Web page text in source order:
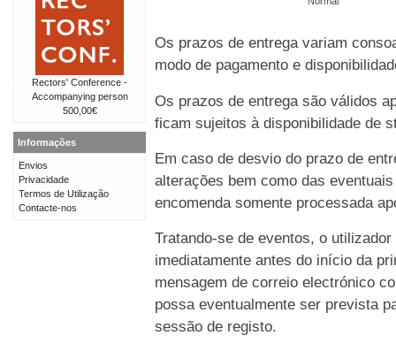
Os prazos de entrega variam
modo de pagamento e
Os prazos de entrega são válidos
ficam sujeitos à disponibilidade de
Em caso de desvio do prazo de
alterações bem como das
encomenda somente processada
Tratando-se de eventos, o
imediatamente antes do início da
mensagem de correio electrónico
possa eventualmente ser prevista
sessão de registo.
Rectors' Conference -
Accompanying person
500,00€
Informações
Envios
Privacidade
Termos de Utilização
Contacte-nos